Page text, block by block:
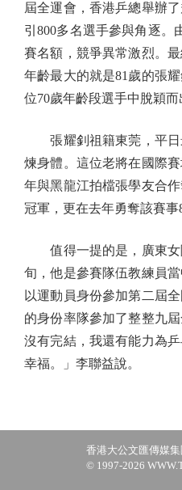
屆全運會，香港乒總舉辦
引800多名選手參與角逐。
賽名額，競爭異常激烈。
年齡最大的就是81歲的張
位70歲年齡段選手中脫穎而
張耀釗祖籍東莞，平日
煉身體。這位老將在國際
年與黑龍江拍檔張學友合
冠軍，更在去年勇奪該賽事
值得一提的是，廣東女
旬，他是參賽隊伍教練員
以運動員身份參加第二屆
的身份率隊參加了整整九
沒有完結，我還有能力為
幸福。」李聯益說。
香港大公文匯傳媒
© 1997-2026